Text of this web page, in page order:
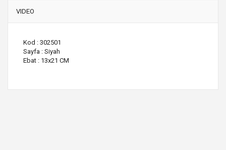
VIDEO
Kod : 302501
Sayfa : Siyah
Ebat : 13x21 CM